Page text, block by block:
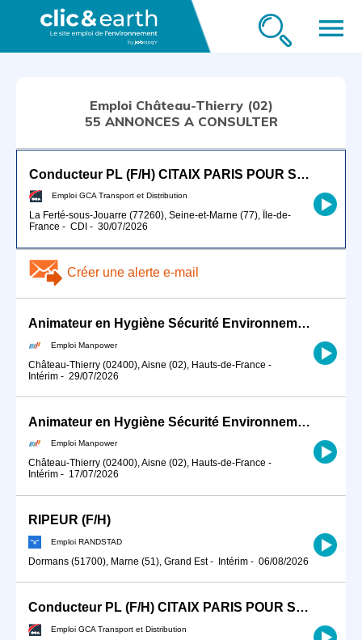
menu
Emploi Château-Thierry (02)
55 ANNONCES A CONSULTER
Conducteur PL (F/H) CITAIX PARIS POUR SEPTEMBRE 2026
Emploi GCA Transport et Distribution
La Ferté-sous-Jouarre (77260), Seine-et-Marne (77), Île-de-
France - CDI - 30/07/2026
Créer une alerte e-mail
Animateur en Hygiène Sécurité Environnement (H/F)
Emploi Manpower
Château-Thierry (02400), Aisne (02), Hauts-de-France -
Intérim - 29/07/2026
Animateur en Hygiène Sécurité Environnement (H/F)
Emploi Manpower
Château-Thierry (02400), Aisne (02), Hauts-de-France -
Intérim - 17/07/2026
RIPEUR (F/H)
Emploi RANDSTAD
Dormans (51700), Marne (51), Grand Est- Intérim - 06/08/2026
Conducteur PL (F/H) CITAIX PARIS POUR SEPTEMBRE 2026
Emploi GCA Transport et Distribution